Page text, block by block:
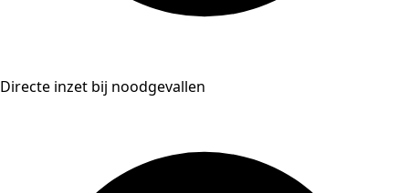
Directe inzet bij noodgevallen